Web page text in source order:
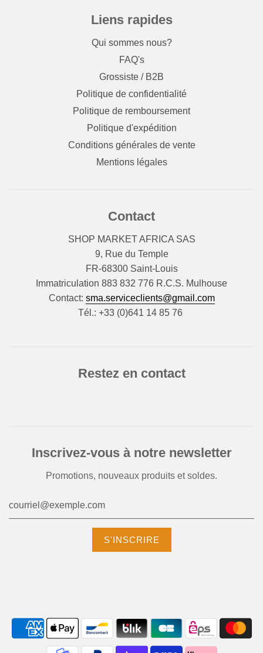
Liens rapides
Qui sommes nous?
FAQ's
Grossiste / B2B
Politique de confidentialité
Politique de remboursement
Politique d'expédition
Conditions générales de vente
Mentions légales
Contact
SHOP MARKET AFRICA SAS
9, Rue du Temple
FR-68300 Saint-Louis
Immatriculation 883 832 776 R.C.S. Mulhouse
Contact: sma.serviceclients@gmail.com
Tél.: +33 (0)641 14 85 76
Restez en contact
Inscrivez-vous à notre newsletter
Promotions, nouveaux produits et soldes.